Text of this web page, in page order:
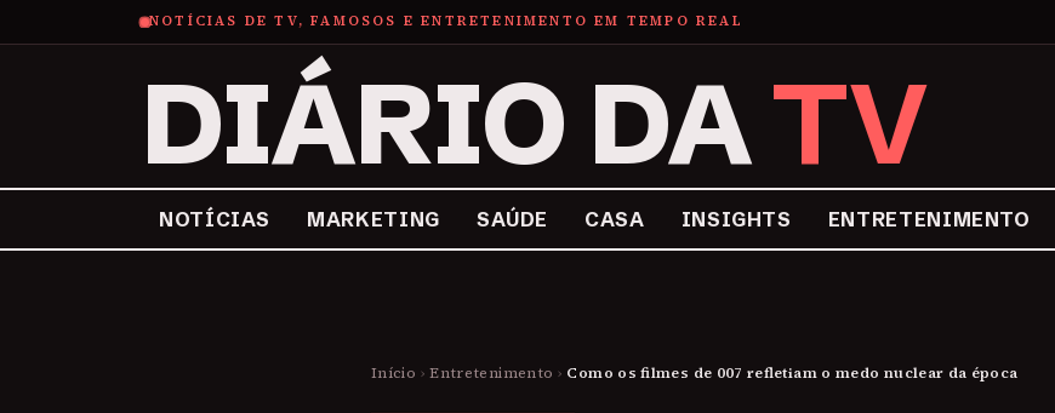
NOTÍCIAS DE TV, FAMOSOS E ENTRETENIMENTO EM TEMPO REAL
DIÁRIO DATV
NOTÍCIAS MARKETING SAÚDE CASA INSIGHTS ENTRETENIMENTO
Início › Entretenimento › Como os filmes de 007 refletiam o medo nuclear da época